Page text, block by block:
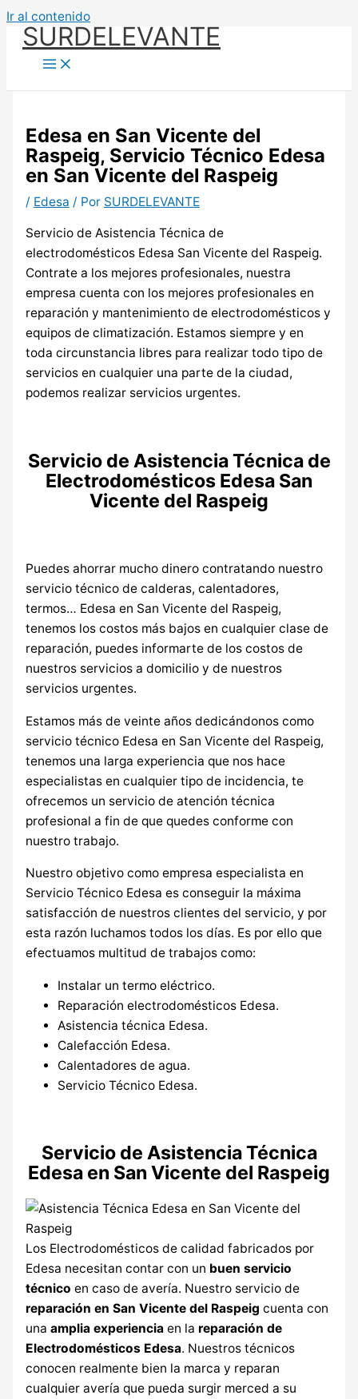
Ir al contenido
SURDELEVANTE
Edesa en San Vicente del
Raspeig, Servicio Técnico Edesa
en San Vicente del Raspeig
/ Edesa / Por SURDELEVANTE
Servicio de Asistencia Técnica de
electrodomésticos Edesa San Vicente del Raspeig.
Contrate a los mejores profesionales, nuestra
empresa cuenta con los mejores profesionales en
reparación y mantenimiento de electrodomésticos y
equipos de climatización. Estamos siempre y en
toda circunstancia libres para realizar todo tipo de
servicios en cualquier una parte de la ciudad,
podemos realizar servicios urgentes.
Servicio de Asistencia Técnica de
Electrodomésticos Edesa San
Vicente del Raspeig
Puedes ahorrar mucho dinero contratando nuestro
servicio técnico de calderas, calentadores,
termos… Edesa en San Vicente del Raspeig,
tenemos los costos más bajos en cualquier clase de
reparación, puedes informarte de los costos de
nuestros servicios a domicilio y de nuestros
servicios urgentes.
Estamos más de veinte años dedicándonos como
servicio técnico Edesa en San Vicente del Raspeig,
tenemos una larga experiencia que nos hace
especialistas en cualquier tipo de incidencia, te
ofrecemos un servicio de atención técnica
profesional a fin de que quedes conforme con
nuestro trabajo.
Nuestro objetivo como empresa especialista en
Servicio Técnico Edesa es conseguir la máxima
satisfacción de nuestros clientes del servicio, y por
esta razón luchamos todos los días. Es por ello que
efectuamos multitud de trabajos como:
Instalar un termo eléctrico.
Reparación electrodomésticos Edesa.
Asistencia técnica Edesa.
Calefacción Edesa.
Calentadores de agua.
Servicio Técnico Edesa.
Servicio de Asistencia Técnica
Edesa en San Vicente del Raspeig
Los Electrodomésticos de calidad fabricados por
Edesa necesitan contar con un buen servicio
técnico en caso de avería. Nuestro servicio de
reparación en San Vicente del Raspeig cuenta con
una amplia experienciaen la reparación de
Electrodomésticos Edesa. Nuestros técnicos
conocen realmente bien la marca y reparan
cualquier avería que pueda surgir merced a su